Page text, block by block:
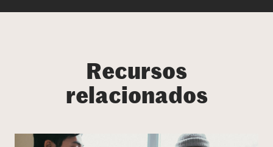
Recursos
relacionados